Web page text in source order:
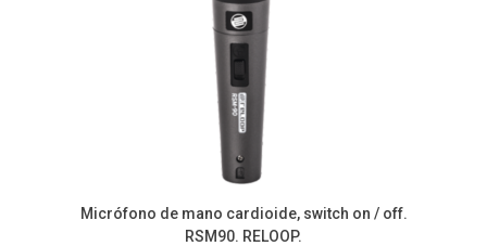
Micrófono de mano cardioide, switch on / off.
RSM90. RELOOP.